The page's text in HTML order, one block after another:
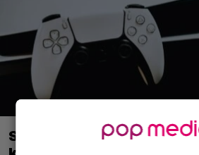
Sony on keskustellut